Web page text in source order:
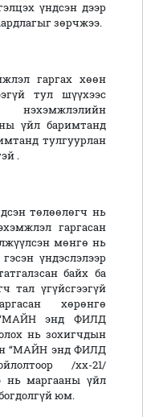
үндсэн дээр
зөрчжээ.
гаргах хөөн
тул шүүхээс
нэхэмжлэлийн
үйл баримтанд
тулгуурлан
.
төлөөлөгч нь
гаргасан
мөнгө нь
үндэслэлээр
байх ба
тал үгүйсгээгүй
хөрөнгө
“МАЙН энд ФИЛД
нь зохигчдын
“МАЙН энд ФИЛД
/хх-21/
нь маргааны үйл
юм.